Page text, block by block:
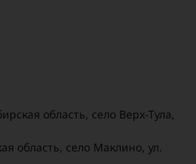
область, село Верх-Тула,
область, село Маклино, ул.